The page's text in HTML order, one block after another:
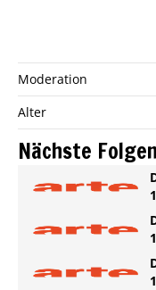
Moderation
Alter
Nächste Folgen